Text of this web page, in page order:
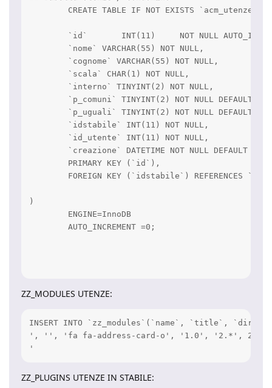
)
ZZ_MODULES UTENZE:
INSERT INTO `zz_modules`(`name`, `title`,
', '', 'fa fa-address-card-o', '1.0', '2.*', 23,
'
ZZ_PLUGINS UTENZE IN STABILE: